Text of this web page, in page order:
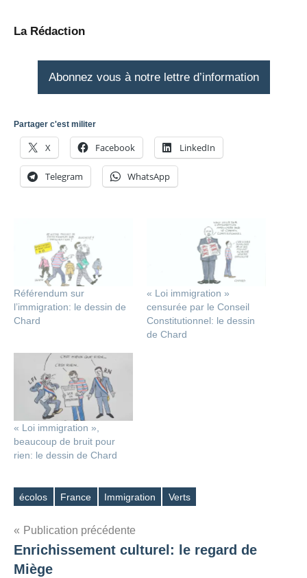
La Rédaction
Abonnez vous à notre lettre d’information
Partager c'est militer
X Facebook LinkedIn
Telegram WhatsApp
Référendum sur
l’immigration: le dessin de
Chard
« Loi immigration »
censurée par le Conseil
Constitutionnel: le dessin
de Chard
« Loi immigration »,
beaucoup de bruit pour
rien: le dessin de Chard
Étiquettes
écolos France Immigration Verts
Navigation
de
Publication précédente
Enrichissement culturel: le regard de
Miège